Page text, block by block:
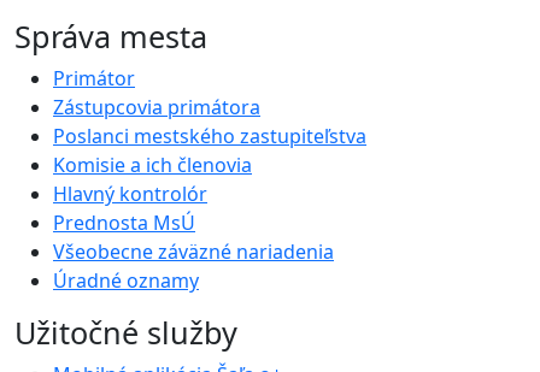
Správa mesta
Primátor
Zástupcovia primátora
Poslanci mestského zastupiteľstva
Komisie a ich členovia
Hlavný kontrolór
Prednosta MsÚ
Všeobecne záväzné nariadenia
Úradné oznamy
Užitočné služby